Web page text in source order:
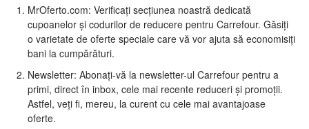
MrOferto.com: Verificați secțiunea noastră dedicată
cupoanelor și codurilor de reducere pentru Carrefour. Găsiți
o varietate de oferte speciale care vă vor ajuta să economisiți
bani la cumpărături.
Newsletter: Abonați-vă la newsletter-ul Carrefour pentru a
primi, direct în inbox, cele mai recente reduceri și promoții.
Astfel, veți fi, mereu, la curent cu cele mai avantajoase
oferte.